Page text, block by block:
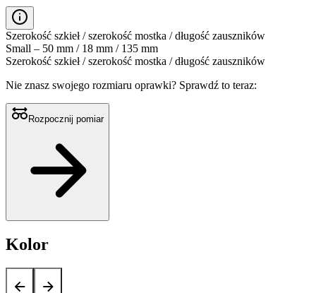
Szerokość szkieł / szerokość mostka / długość zauszników
Small – 50 mm / 18 mm / 135 mm
Szerokość szkieł / szerokość mostka / długość zauszników
Nie znasz swojego rozmiaru oprawki? Sprawdź to teraz:
Rozpocznij pomiar
Kolor